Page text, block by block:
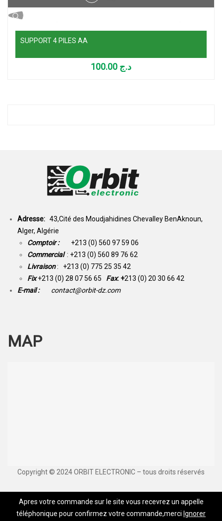
SUPPORT 4 PILES AA
د.ج
Adresse: 43,Cité des Moudjahidines Chevalley BenAknoun,
Alger, Algérie
Comptoir : +213 (0) 560 97 59 06
Commercial : +213 (0) 560 89 76 62
Livraison: +213 (0) 775 25 35 42
Fix +213 (0) 28 07 56 65 Fax: +213 (0) 20 30 66 42
E-mail :
contact@orbit-dz.com
MAP
Copyright © 2024 ORBIT ELECTRONIC – tous droits réservés
Apres votre commande sur le site vous recevrez un appelle
téléphonique pour confirmez votre commande,merci Ignorer